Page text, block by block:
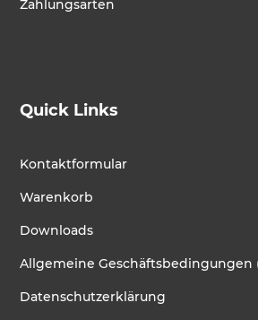
Zahlungsarten
Quick Links
Kontaktformular
Warenkorb
Downloads
Allgemeine Geschäftsbedingungen
Datenschutzerklärung